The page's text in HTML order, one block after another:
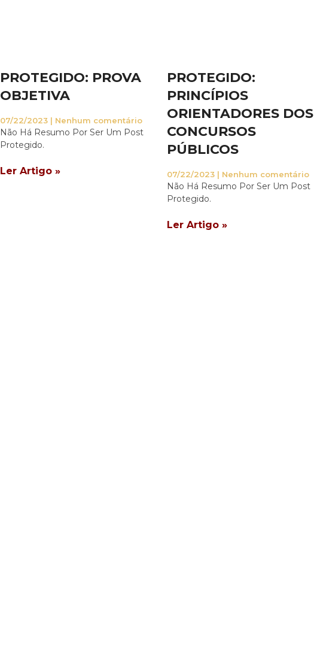
PROTEGIDO: PROVA
OBJETIVA
07/22/2023 Nenhum comentário
Não Há Resumo Por Ser Um Post
Protegido.
Ler Artigo »
PROTEGIDO:
PRINCÍPIOS
ORIENTADORES DOS
CONCURSOS
PÚBLICOS
07/22/2023 Nenhum comentário
Não Há Resumo Por Ser Um Post
Protegido.
Ler Artigo »